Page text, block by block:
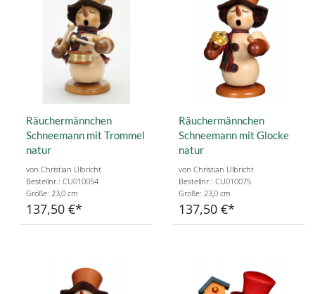
Räuchermännchen
Schneemann mit Trommel
natur
von Christian Ulbricht
Bestellnr.: CU010054
Größe: 23,0 cm
137,50 €
Räuchermännchen
Schneemann mit Glocke
natur
von Christian Ulbricht
Bestellnr.: CU010075
Größe: 23,0 cm
137,50 €